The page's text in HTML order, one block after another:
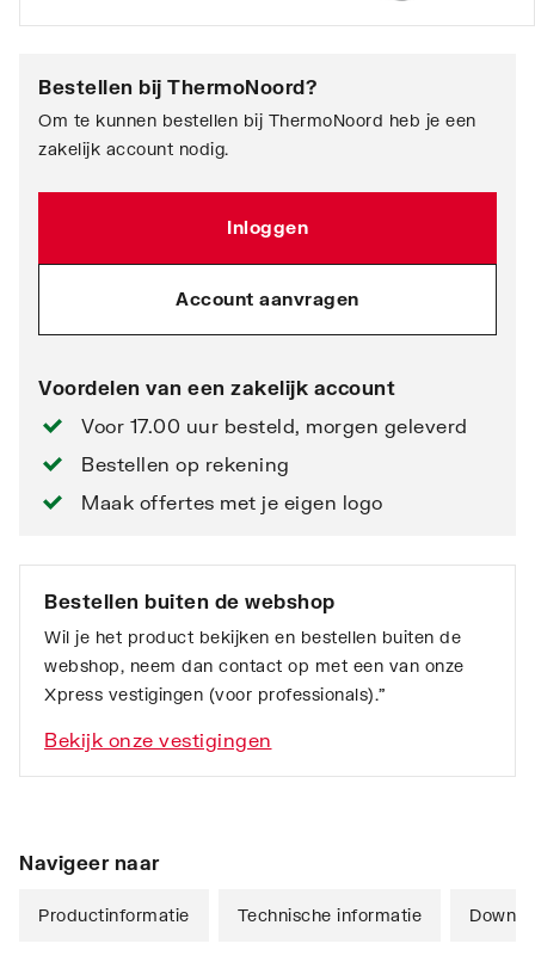
Bestellen bij ThermoNoord?
Om te kunnen bestellen bij ThermoNoord heb je een
zakelijk account nodig.
Inloggen
Account aanvragen
Voordelen van een zakelijk account
Voor 17.00 uur besteld, morgen geleverd
Bestellen op rekening
Maak offertes met je eigen logo
Bestellen buiten de webshop
Wil je het product bekijken en bestellen buiten de
webshop, neem dan contact op met een van onze
Xpress vestigingen (voor professionals).”
Bekijk onze vestigingen
Navigeer naar
Productinformatie Technische informatie